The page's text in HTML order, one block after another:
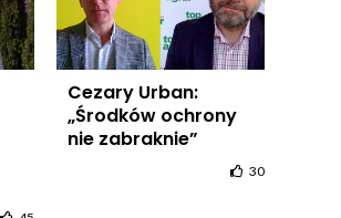
Cezary Urban:
„Środków ochrony
nie zabraknie”
30